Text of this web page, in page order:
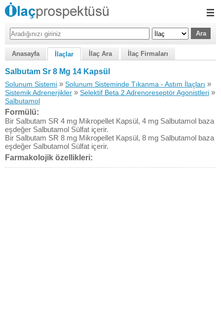
Anasayfa İlaçlar İlaç Ara İlaç Firmaları
Salbutam Sr 8 Mg 14 Kapsül
Solunum Sistemi » Solunum Sisteminde Tıkanma - Astım İlaçları »
Sistemik Adrenerjikler » Selektif Beta 2 Adrenoreseptör Agonistleri »
Salbutamol
Formülü:
Bir Salbutam SR 4 mg Mikropellet Kapsül, 4 mg Salbutamol baza
eşdeğer Salbutamol Sülfat içerir.
Bir Salbutam SR 8 mg Mikropellet Kapsül, 8 mg Salbutamol baza
eşdeğer Salbutamol Sülfat içerir.
Farmakolojik özellikleri: